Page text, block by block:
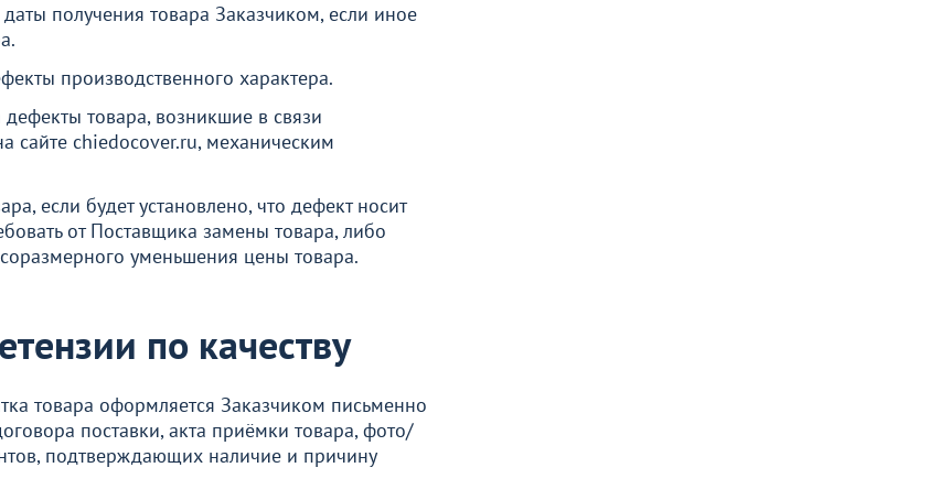
получения товара Заказчиком, если иное
производственного характера.
товара, возникшие в связи
сайте chiedocover.ru, механическим
если будет установлено, что дефект носит
от Поставщика замены товара, либо
уменьшения цены товара.
по качеству
товара оформляется Заказчиком письменно
поставки, акта приёмки товара, фото/
подтверждающих наличие и причину